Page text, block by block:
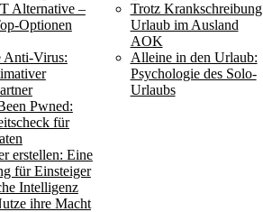
Alternative –
Optionen
Anti-Virus:
Pwned:
für
erstellen: Eine
für Einsteiger
Intelligenz
ihre Macht
Trotz Krankschreibung
Urlaub im Ausland
AOK
Alleine in den Urlaub:
Psychologie des Solo-
Urlaubs